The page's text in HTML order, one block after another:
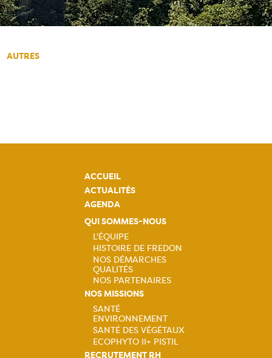
AUTRES
ACCUEIL
ACTUALITÉS
AGENDA
QUI SOMMES-NOUS
Navigation
principale
L'ÉQUIPE
HISTOIRE DE FREDON
NOS DÉMARCHES
QUALITÉS
NOS PARTENAIRES
NOS MISSIONS
Navigation
SANTÉ
ENVIRONNEMENT
SANTÉ DES VÉGÉTAUX
ECOPHYTO II+ PISTIL
RECRUTEMENT RH